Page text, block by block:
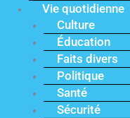
Vie quotidienne
Culture
Éducation
Faits divers
Politique
Santé
Sécurité